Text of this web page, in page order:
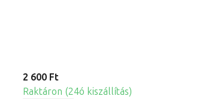
2 600 Ft
Raktáron (24ó kiszállítás)